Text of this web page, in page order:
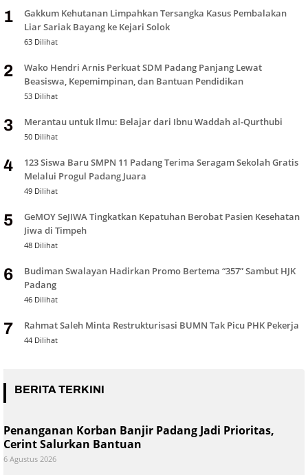
1
Gakkum Kehutanan Limpahkan Tersangka Kasus Pembalakan
Liar Sariak Bayang ke Kejari Solok
63 Dilihat
2
Wako Hendri Arnis Perkuat SDM Padang Panjang Lewat
Beasiswa, Kepemimpinan, dan Bantuan Pendidikan
53 Dilihat
3 Merantau untuk Ilmu: Belajar dari Ibnu Waddah al-Qurthubi
50 Dilihat
4
123 Siswa Baru SMPN 11 Padang Terima Seragam Sekolah Gratis
Melalui Progul Padang Juara
49 Dilihat
5
GeMOY SeJIWA Tingkatkan Kepatuhan Berobat Pasien Kesehatan
Jiwa di Timpeh
48 Dilihat
6
Budiman Swalayan Hadirkan Promo Bertema “357” Sambut HJK
Padang
46 Dilihat
7 Rahmat Saleh Minta Restrukturisasi BUMN Tak Picu PHK Pekerja
44 Dilihat
BERITA TERKINI
Penanganan Korban Banjir Padang Jadi Prioritas,
Cerint Salurkan Bantuan
6 Agustus 2026